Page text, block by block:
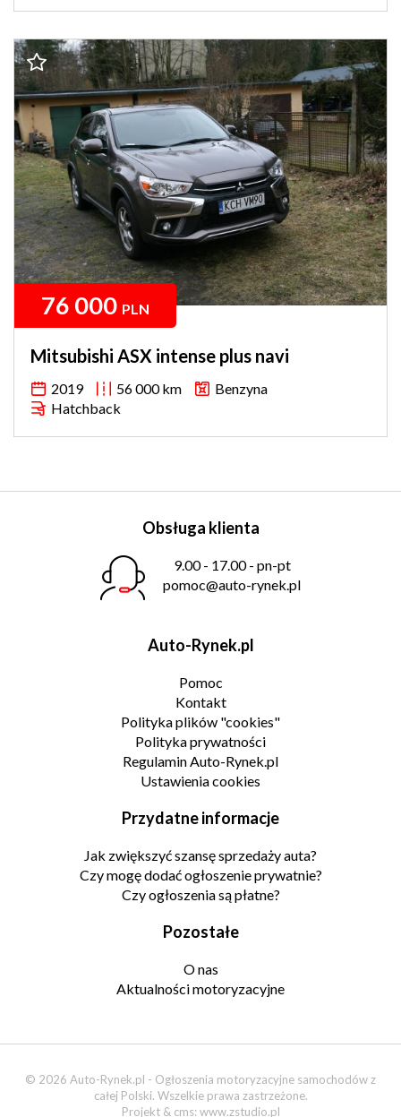
76 000 PLN
Mitsubishi ASX intense plus navi
2019 56 000 km
Benzyna
Hatchback
Obsługa klienta
9.00 - 17.00 - pn-pt
pomoc@auto-rynek.pl
Auto-Rynek.pl
Pomoc
Kontakt
Polityka plików "cookies"
Polityka prywatności
Regulamin Auto-Rynek.pl
Ustawienia cookies
Przydatne informacje
Jak zwiększyć szansę sprzedaży auta?
Czy mogę dodać ogłoszenie prywatnie?
Czy ogłoszenia są płatne?
Pozostałe
O nas
Aktualności motoryzacyjne
© 2026 Auto-Rynek.pl - Ogłoszenia motoryzacyjne samochodów z
całej Polski. Wszelkie prawa zastrzeżone.
Projekt & cms: www.zstudio.pl